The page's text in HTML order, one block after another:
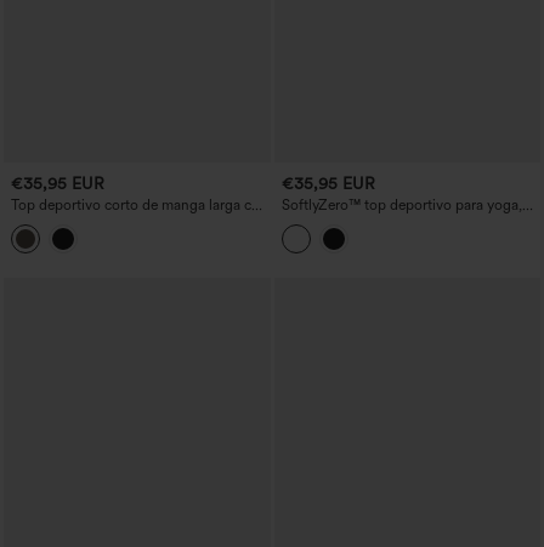
€35,95 EUR
Top deportivo corto de manga larga con
cuello tipo mock neck y abertura para el
pulgar
€35,95 EUR
SoftlyZero™ top deportivo para yoga,
ligero y transpirable, con efecto push-
up, manga larga, apertura para el pulgar,
malla de contraste y tacto fresco —